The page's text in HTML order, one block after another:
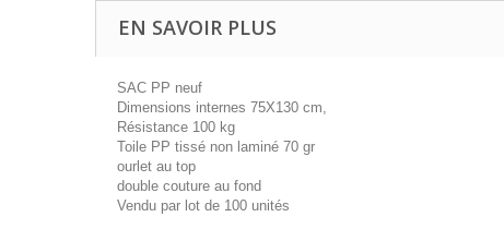
EN SAVOIR PLUS
SAC PP neuf
Dimensions internes 75X130 cm,
Résistance 100 kg
Toile PP tissé non laminé 70 gr
ourlet au top
double couture au fond
Vendu par lot de 100 unités